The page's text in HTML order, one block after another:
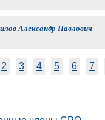
Александр Павлович
2 3 4 5 6 7